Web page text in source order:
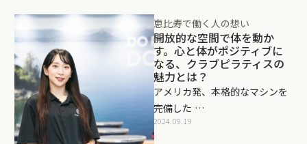
恵比寿で働く人の想い
開放的な空間で体を動か
す。心と体がポジティブに
なる、クラブピラティスの
魅力とは？
アメリカ発、本格的なマシンを
完備した …
2024.09.19